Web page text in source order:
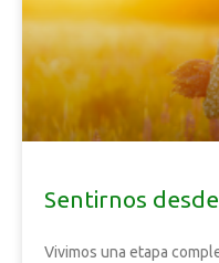
Sentirnos
Vivimos una etapa